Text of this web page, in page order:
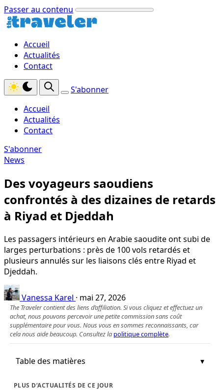
Passer au contenu
Accueil
Actualités
Contact
S'abonner
Accueil
Actualités
Contact
S'abonner
News
Des voyageurs saoudiens
confrontés à des dizaines de retards
à Riyad et Djeddah
Les passagers intérieurs en Arabie saoudite ont subi de
larges perturbations : près de 100 vols retardés et
plusieurs annulés sur les liaisons clés entre Riyad et
Djeddah.
Vanessa Karel · mai 27, 2026
The Traveler contient des liens d’affiliation. Si vous cliquez et effectuez un
achat, nous pouvons percevoir une petite commission sans coût
supplémentaire pour vous. Nous vous en sommes reconnaissants, car
cela nous aide beaucoup. Consultez la politique complète.
Table des matières
PLUS D’ACTUALITÉS DE CE JOUR